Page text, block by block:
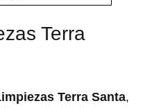
Terra
Terra Santa,